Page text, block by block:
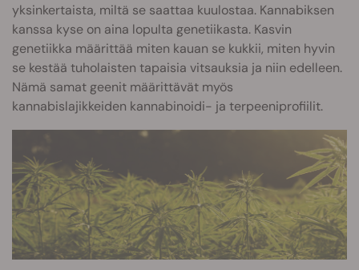
yksinkertaista, miltä se saattaa kuulostaa. Kannabiksen
kanssa kyse on aina lopulta genetiikasta. Kasvin
genetiikka määrittää miten kauan se kukkii, miten hyvin
se kestää tuholaisten tapaisia vitsauksia ja niin edelleen.
Nämä samat geenit määrittävät myös
kannabislajikkeiden kannabinoidi- ja terpeeniprofiilit.